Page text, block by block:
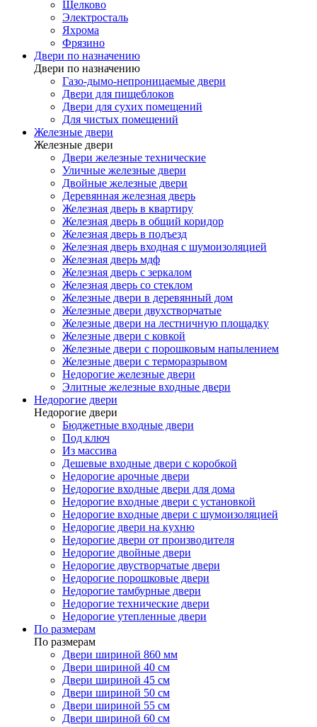
Щелково
Электросталь
Яхрома
Фрязино
Двери по назначению
Двери по назначению
Газо-дымо-непроницаемые двери
Двери для пищеблоков
Двери для сухих помещений
Для чистых помещений
Железные двери
Железные двери
Двери железные технические
Уличные железные двери
Двойные железные двери
Деревянная железная дверь
Железная дверь в квартиру
Железная дверь в общий коридор
Железная дверь в подъезд
Железная дверь входная с шумоизоляцией
Железная дверь мдф
Железная дверь с зеркалом
Железная дверь со стеклом
Железные двери в деревянный дом
Железные двери двухстворчатые
Железные двери на лестничную площадку
Железные двери с ковкой
Железные двери с порошковым напылением
Железные двери с терморазрывом
Недорогие железные двери
Элитные железные входные двери
Недорогие двери
Недорогие двери
Бюджетные входные двери
Под ключ
Из массива
Дешевые входные двери с коробкой
Недорогие арочные двери
Недорогие входные двери для дома
Недорогие входные двери с установкой
Недорогие входные двери с шумоизоляцией
Недорогие двери на кухню
Недорогие двери от производителя
Недорогие двойные двери
Недорогие двустворчатые двери
Недорогие порошковые двери
Недорогие тамбурные двери
Недорогие технические двери
Недорогие утепленные двери
По размерам
По размерам
Двери шириной 860 мм
Двери шириной 40 см
Двери шириной 45 см
Двери шириной 50 см
Двери шириной 55 см
Двери шириной 60 см